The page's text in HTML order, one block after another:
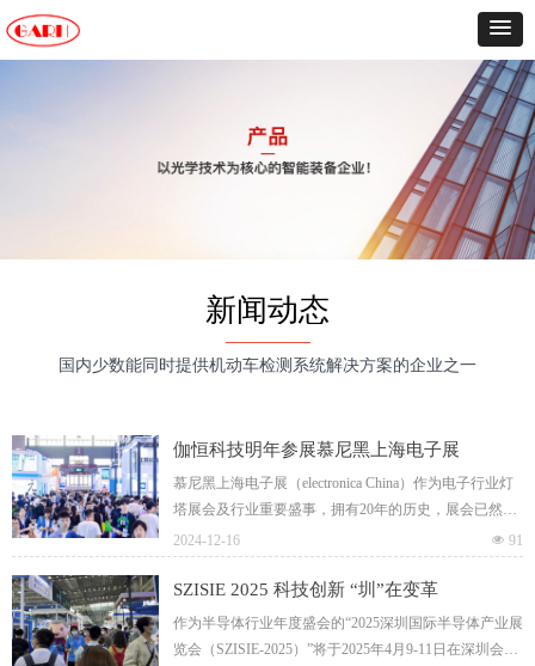
新闻动态
国内少数能同时提供机动车检测系统解决方案的企业之一
伽恒科技明年参展慕尼黑上海电子展
（electronica China）
慕尼黑上海电子展（electronica China）作为电子行业灯
塔展会及行业重要盛事，拥有20年的历史，展会已然成
为带领未来电子科技创新及技术交流的专业平台。慕尼
黑上海电子展呈现更为丰富的展示形式和多样化的行业
主题，引入更多垂直领域的应用技术解决方案，从设计
研发到应用落地，横跨电子产业上下游。展会聚焦新能
源汽车、智能汽车、绿色能源、智能工厂、物联网+、
넶 91
2024-12-16
SZISIE 2025 科技创新 “圳”在变革
作为半导体行业年度盛会的“2025深圳国际半导体产业展
览会（SZISIE-2025）”将于2025年4月9-11日在深圳会展